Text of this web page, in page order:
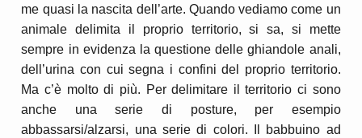
me quasi la nascita dell’arte. Quando vediamo come un
animale delimita il proprio territorio, si sa, si mette
sempre in evidenza la questione delle ghiandole anali,
dell’urina con cui segna i confini del proprio territorio.
Ma c’è molto di più. Per delimitare il territorio ci sono
anche una serie di posture, per esempio
abbassarsi/alzarsi, una serie di colori. Il babbuino ad